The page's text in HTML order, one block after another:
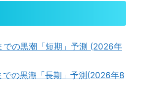
の黒潮「短期」予測 (2026年
の黒潮「長期」予測(2026年8